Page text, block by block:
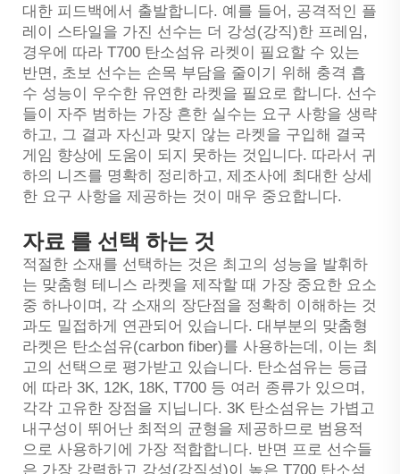
대한 피드백에서 출발합니다. 예를 들어, 공격적인 플
레이 스타일을 가진 선수는 더 강성(강직)한 프레임,
경우에 따라 T700 탄소섬유 라켓이 필요할 수 있는
반면, 초보 선수는 손목 부담을 줄이기 위해 충격 흡
수 성능이 우수한 유연한 라켓을 필요로 합니다. 선수
들이 자주 범하는 가장 흔한 실수는 요구 사항을 생략
하고, 그 결과 자신과 맞지 않는 라켓을 구입해 결국
게임 향상에 도움이 되지 못하는 것입니다. 따라서 귀
하의 니즈를 명확히 정리하고, 제조사에 최대한 상세
한 요구 사항을 제공하는 것이 매우 중요합니다.
자료 를 선택 하는 것
적절한 소재를 선택하는 것은 최고의 성능을 발휘하
는 맞춤형 테니스 라켓을 제작할 때 가장 중요한 요소
중 하나이며, 각 소재의 장단점을 정확히 이해하는 것
과도 밀접하게 연관되어 있습니다. 대부분의 맞춤형
라켓은 탄소섬유(carbon fiber)를 사용하는데, 이는 최
고의 선택으로 평가받고 있습니다. 탄소섬유는 등급
에 따라 3K, 12K, 18K, T700 등 여러 종류가 있으며,
각각 고유한 장점을 지닙니다. 3K 탄소섬유는 가볍고
내구성이 뛰어난 최적의 균형을 제공하므로 범용적
으로 사용하기에 가장 적합합니다. 반면 프로 선수들
은 가장 강력하고 강성(강직성)이 높은 T700 탄소섬